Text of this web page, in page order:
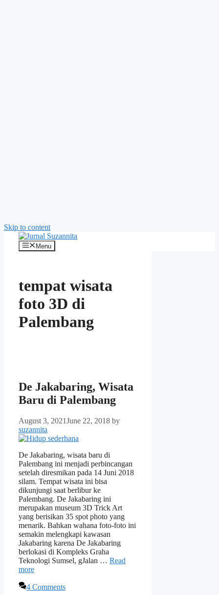
Skip to content
Menu
tempat wisata
foto 3D di
Palembang
De Jakabaring, Wisata
Baru di Palembang
August 3, 2021June 22, 2018 by
suzannita
De Jakabaring, wisata baru di
Palembang ini menjadi perbincangan
setelah diresmikan pada 14 Juni 2018
silam. Tempat wisata ini bisa
dikunjungi saat berlibur ke
Palembang. De Jakabaring ini
merupakan museum 3D Trick Art
yang berisikan 35 spot photo yang
menarik. Bahkan wahana foto-foto ini
semakin melengkapi kawasan
Jakabaring karena De Jakabaring
berlokasi di Kompleks Graha
Teknologi Sumsel, gJalan … Read
more
4 Comments